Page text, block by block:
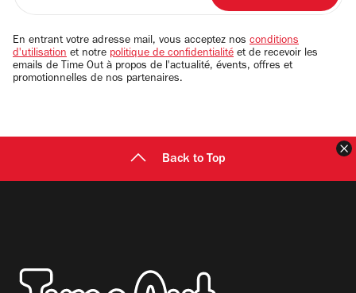
email
En entrant votre adresse mail, vous acceptez nos conditions
d'utilisation et notre politique de confidentialité et de recevoir les
emails de Time Out à propos de l'actualité, évents, offres et
promotionnelles de nos partenaires.
Back to Top